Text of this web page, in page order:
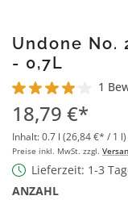
Undone No.
- 0,7L
Durchschnittliche
1
18,79 €*
Inhalt:0.7 l (26,84 €* / 1 l)
Preise inkl. MwSt. zzgl.
Lieferzeit: 1-3
ANZAHL